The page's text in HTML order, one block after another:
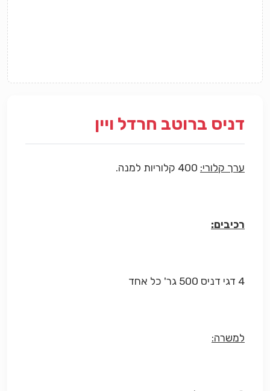
דניס ברוטב חרדל ויין
ערך קלורי:
רכיבים:
4 דגי דניס 500 גר' כל אחד
למשרה: